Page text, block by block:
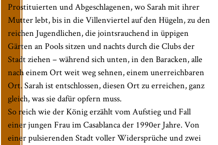
Prostituierten und Abgeschlagenen, wo Sarah mit ihrer
Mutter lebt, bis in die Villenviertel auf den Hügeln, zu den
reichen Jugendlichen, die jointsrauchend in üppigen
Gärten an Pools sitzen und nachts durch die Clubs der
Stadt ziehen – während sich unten, in den Baracken, alle
nach einem Ort weit weg sehnen, einem unerreichbaren
Ort. Sarah ist entschlossen, diesen Ort zu erreichen, ganz
gleich, was sie dafür opfern muss.
So reich wie der König erzählt vom Aufstieg und Fall
einer jungen Frau im Casablanca der 1990er Jahre. Von
einer pulsierenden Stadt voller Widersprüche und zwei